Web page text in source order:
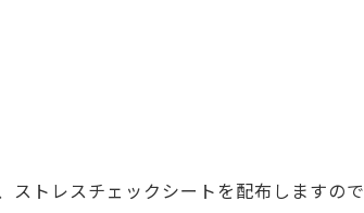
ストレスチェックシートを配布しますので